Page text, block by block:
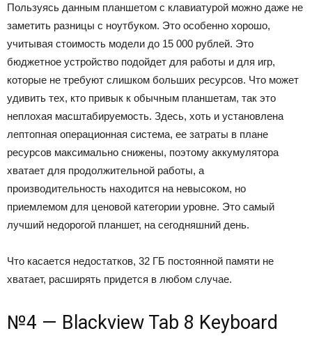
Пользуясь данным планшетом с клавиатурой можно даже не
заметить разницы с ноутбуком. Это особенно хорошо,
учитывая стоимость модели до 15 000 рублей. Это
бюджетное устройство подойдет для работы и для игр,
которые не требуют слишком больших ресурсов. Что может
удивить тех, кто привык к обычным планшетам, так это
неплохая масштабируемость. Здесь, хоть и установлена
лептопная операционная система, ее затраты в плане
ресурсов максимально снижены, поэтому аккумулятора
хватает для продолжительной работы, а
производительность находится на невысоком, но
приемлемом для ценовой категории уровне. Это самый
лучший недорогой планшет, на сегодняшний день.
Что касается недостатков, 32 ГБ постоянной памяти не
хватает, расширять придется в любом случае.
№4 — Blackview Tab 8 Keyboard